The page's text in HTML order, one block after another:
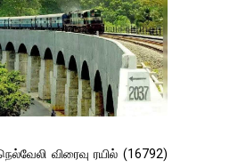
விரைவு ரயில் (16792)